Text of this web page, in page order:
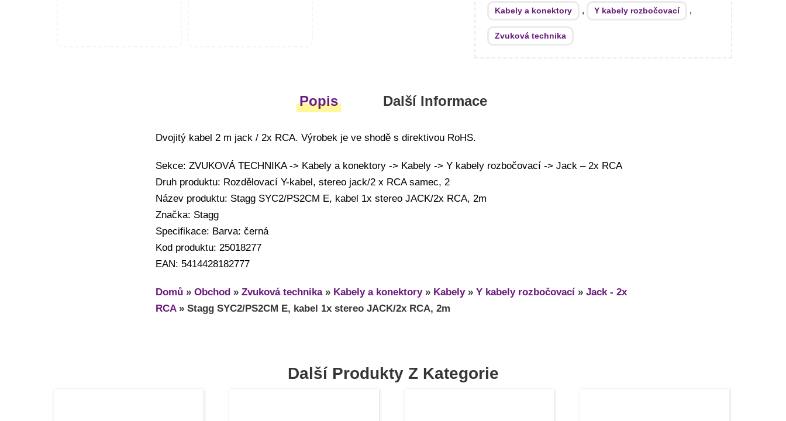
Kabely a konektory , Y kabely rozbočovací ,
Zvuková technika
Popis Další Informace
Dvojitý kabel 2 m jack / 2x RCA. Výrobek je ve shodě s direktivou RoHS.
Sekce: ZVUKOVÁ TECHNIKA -> Kabely a konektory -> Kabely -> Y kabely rozbočovací -> Jack – 2x RCA
Druh produktu: Rozdělovací Y-kabel, stereo jack/2 x RCA samec, 2
Název produktu: Stagg SYC2/PS2CM E, kabel 1x stereo JACK/2x RCA, 2m
Značka: Stagg
Specifikace: Barva: černá
Kod produktu: 25018277
EAN: 5414428182777
Domů » Obchod » Zvuková technika» Kabely a konektory» Kabely» Y kabely rozbočovací » Jack - 2x
RCA» Stagg SYC2/PS2CM E, kabel 1x stereo JACK/2x RCA, 2m
Další Produkty Z Kategorie